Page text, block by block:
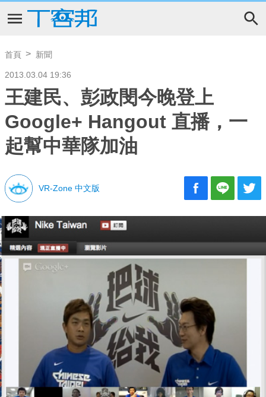
首頁 新聞
2013.03.04 19:36
王建民、彭政閔今晚登上
Google+ Hangout 直播，一
起幫中華隊加油
VR-Zone 中文版